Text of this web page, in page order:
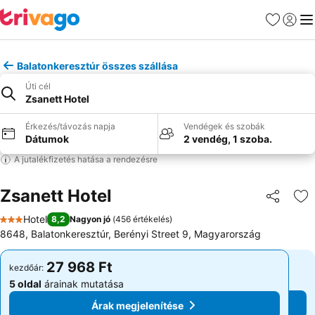
Kedvencek
Balatonkeresztúr összes szállása
Úti cél
Zsanett Hotel
Érkezés/távozás napja
Dátumok
Vendégek és szobák
2 vendég, 1 szoba.
A jutalékfizetés hatása a rendezésre
Zsanett Hotel
3 Kategória
Hotel 8,2 Nagyon jó (456 értékelés)
8648, Balatonkeresztúr, Berényi Street 9, Magyarország
kezdőár: 27 968 Ft
5 oldal árainak mutatása
Árak megjelenítése
kezdőár: 27 968 Ft
5 oldal árainak mutatása
Árak megjelenítése